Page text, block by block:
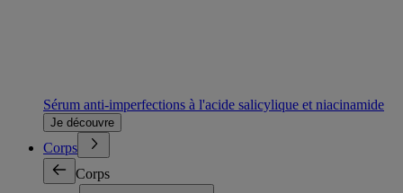
Sérum anti-imperfections à l'acide salicylique et niacinamide
Je découvre
Corps
Corps